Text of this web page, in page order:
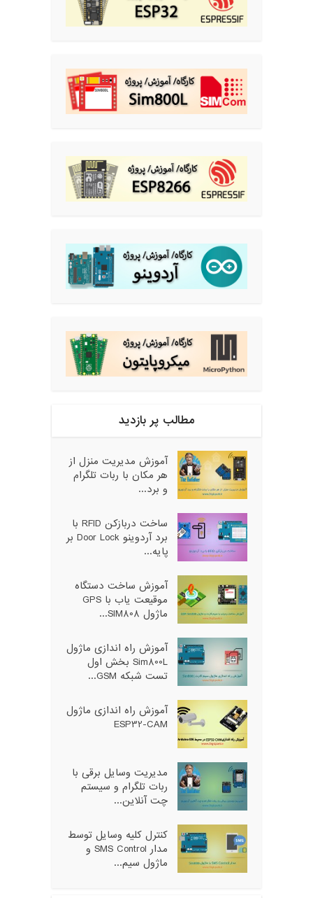
مطالب پر بازدید
آموزش مدیریت منزل از
هر مکان با ربات تلگرام
و برد...
ساخت دربازکن RFID با
برد آردوینو Door Lock بر
پایه...
آموزش ساخت دستگاه
موقیعت یاب با GPS
ماژول SIM808...
آموزش راه اندازی ماژول
Sim800L بخش اول
تست شبکه GSM...
آموزش راه اندازی ماژول
ESP32-CAM
مدیریت وسایل برقی با
ربات تلگرام و سیستم
چت آنلاین...
کنترل کلیه وسایل توسط
مدار SMS Control و
ماژول سیم...